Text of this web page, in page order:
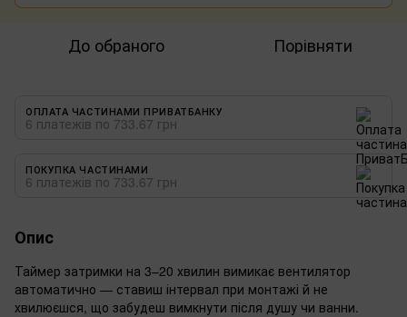
До обраного Порівняти
ОПЛАТА ЧАСТИНАМИ ПРИВАТБАНКУ
6 платежів по 733.67 грн
ПОКУПКА ЧАСТИНАМИ
6 платежів по 733.67 грн
Опис
Таймер затримки на 3–20 хвилин вимикає вентилятор
автоматично — ставиш інтервал при монтажі й не
хвилюєшся, що забудеш вимкнути після душу чи ванни.